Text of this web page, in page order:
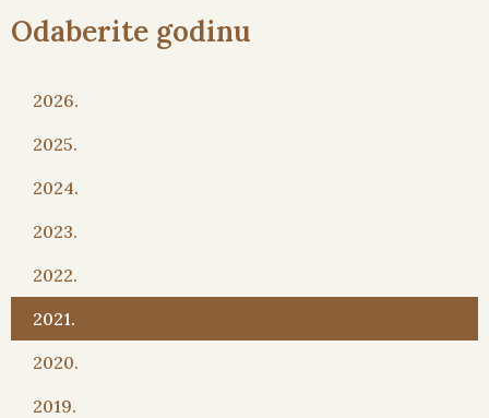
Odaberite godinu
2026.
2025.
2024.
2023.
2022.
2021.
2020.
2019.